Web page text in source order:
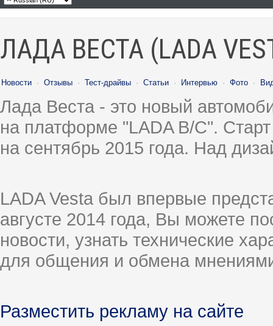
ЛАДА ВЕСТА (LADA
Новости · Отзывы · Тест-драйвы · Статьи · Интервью · Фото ·
Лада Веста - это новый
на платформе "LADA B/C".
на сентябрь 2015 года. Над
LADA Vesta был впервые
августе 2014 года, Вы можете
новости, узнать технические
для общения и обмена
Разместить рекламу на сайте